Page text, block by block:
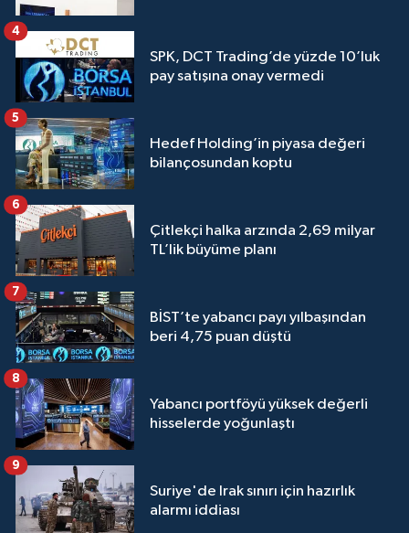
SPK, DCT Trading’de yüzde 10’luk
pay satışına onay vermedi
4
Hedef Holding’in piyasa değeri
bilançosundan koptu
5
Çitlekçi halka arzında 2,69 milyar
TL’lik büyüme planı
6
BİST’te yabancı payı yılbaşından
beri 4,75 puan düştü
7
Yabancı portföyü yüksek değerli
hisselerde yoğunlaştı
8
Suriye'de Irak sınırı için hazırlık
alarmı iddiası
9